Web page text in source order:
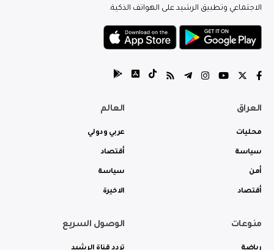
الاجتماعي وتطبيق الرشيد على الهواتف الذكية.
العراق
محليات
سياسة
أمن
أقتصاد
العالم
عربي ودولي
أقتصاد
سياسة
الاخيرة
منوعات الوصول السريع